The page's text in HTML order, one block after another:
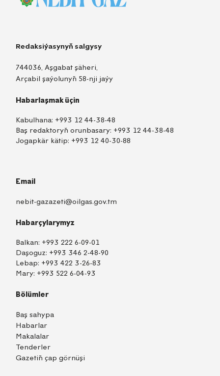
Redaksiýasynyň salgysy
744036, Aşgabat şäheri,
Arçabil şaýolunyň 58-nji jaýy
Habarlaşmak üçin
Kabulhana: +993 12 44-38-48
Baş redaktoryň orunbasary: +993 12 44-38-48
Jogapkär kätip: +993 12 40-30-88
Email
nebit-gazazeti@oilgas.gov.tm
Habarçylarymyz
Balkan: +993 222 6-09-01
Daşoguz: +993 346 2-48-90
Lebap: +993 422 3-26-83
Mary: +993 522 6-04-93
Bölümler
Baş sahypa
Habarlar
Makalalar
Tenderler
Gazetiň çap görnüşi